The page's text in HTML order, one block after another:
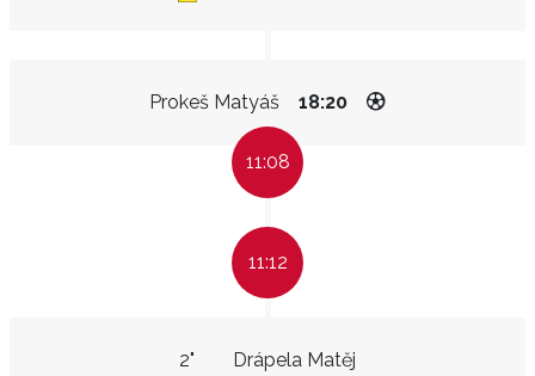
Prokeš Matyáš 18:20
11:08
11:12
Drápela Matěj
2"